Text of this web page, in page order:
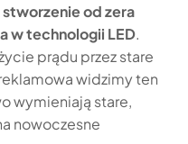
od zera
w technologii LED.
prądu przez stare
widzimy ten
wymieniają stare,
nowoczesne